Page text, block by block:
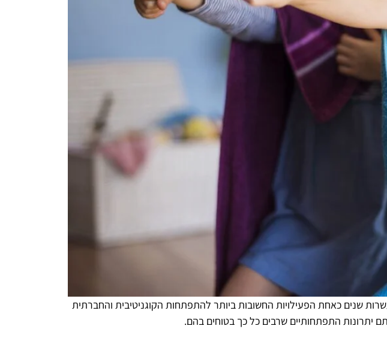
שנים כאחת הפעילויות החשובות ביותר להתפתחות הקוגניטיבית והחברתית